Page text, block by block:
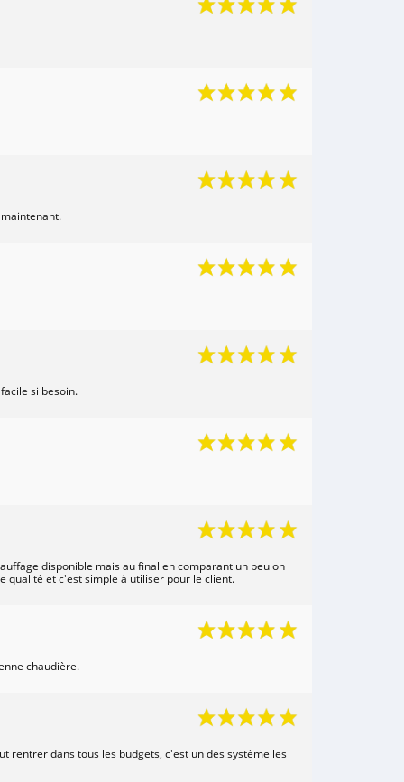
si besoin.
disponible mais au final en comparant un peu on
qualité et c'est simple à utiliser pour le client.
chaudière.
rentrer dans tous les budgets, c'est un des système les